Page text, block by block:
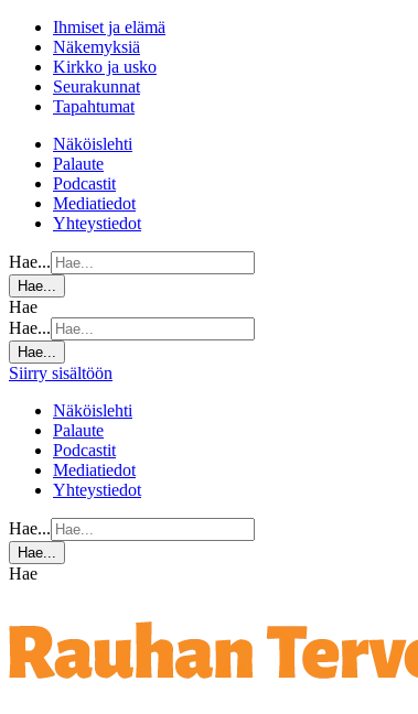
Ihmiset ja elämä
Näkemyksiä
Kirkko ja usko
Seurakunnat
Tapahtumat
Näköislehti
Palaute
Podcastit
Mediatiedot
Yhteystiedot
Hae...
Hae...
Hae
Hae...
Hae...
Siirry sisältöön
Näköislehti
Palaute
Podcastit
Mediatiedot
Yhteystiedot
Hae...
Hae...
Hae